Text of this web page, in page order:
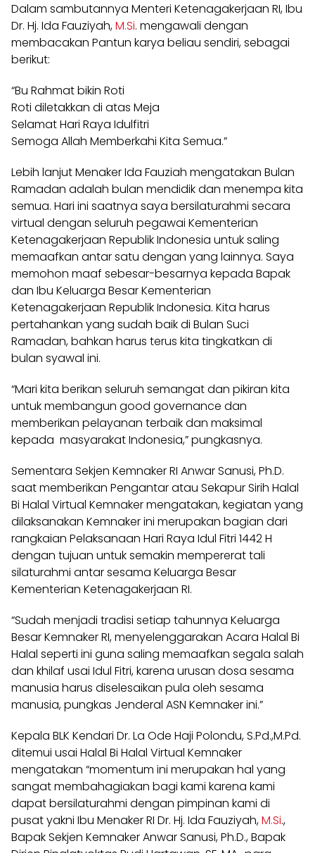
Dalam sambutannya Menteri Ketenagakerjaan RI, Ibu
Dr. Hj. Ida Fauziyah,M.Si. mengawali dengan
membacakan Pantun karya beliau sendiri, sebagai
berikut:
“Bu Rahmat bikin Roti
Roti diletakkan di atas Meja
Selamat Hari Raya Idulfitri
Semoga Allah Memberkahi Kita Semua.”
Lebih lanjut Menaker Ida Fauziah mengatakan Bulan
Ramadan adalah bulan mendidik dan menempa kita
semua. Hari ini saatnya saya bersilaturahmi secara
virtual dengan seluruh pegawai Kementerian
Ketenagakerjaan Republik Indonesia untuk saling
memaafkan antar satu dengan yang lainnya. Saya
memohon maaf sebesar-besarnya kepada Bapak
dan Ibu Keluarga Besar Kementerian
Ketenagakerjaan Republik Indonesia. Kita harus
pertahankan yang sudah baik di Bulan Suci
Ramadan, bahkan harus terus kita tingkatkan di
bulan syawal ini.
“Mari kita berikan seluruh semangat dan pikiran kita
untuk membangun good governance dan
memberikan pelayanan terbaik dan maksimal
kepada masyarakat Indonesia,” pungkasnya.
Sementara Sekjen Kemnaker RI Anwar Sanusi, Ph.D.
saat memberikan Pengantar atau Sekapur Sirih Halal
Bi Halal Virtual Kemnaker mengatakan, kegiatan yang
dilaksanakan Kemnaker ini merupakan bagian dari
rangkaian Pelaksanaan Hari Raya Idul Fitri 1442 H
dengan tujuan untuk semakin mempererat tali
silaturahmi antar sesama Keluarga Besar
Kementerian Ketenagakerjaan RI.
“Sudah menjadi tradisi setiap tahunnya Keluarga
Besar Kemnaker RI, menyelenggarakan Acara Halal Bi
Halal seperti ini guna saling memaafkan segala salah
dan khilaf usai Idul Fitri, karena urusan dosa sesama
manusia harus diselesaikan pula oleh sesama
manusia, pungkas Jenderal ASN Kemnaker ini.”
Kepala BLK Kendari Dr. La Ode Haji Polondu, S.Pd.,M.Pd.
ditemui usai Halal Bi Halal Virtual Kemnaker
mengatakan “momentum ini merupakan hal yang
sangat membahagiakan bagi kami karena kami
dapat bersilaturahmi dengan pimpinan kami di
pusat yakni Ibu Menaker RI Dr. Hj. Ida Fauziyah,M.Si.,
Bapak Sekjen Kemnaker Anwar Sanusi, Ph.D., Bapak